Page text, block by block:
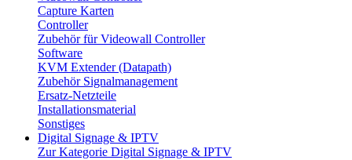
Capture Karten
Controller
Zubehör für Videowall Controller
Software
KVM Extender (Datapath)
Zubehör Signalmanagement
Ersatz-Netzteile
Installationsmaterial
Sonstiges
Digital Signage & IPTV
Zur Kategorie Digital Signage & IPTV